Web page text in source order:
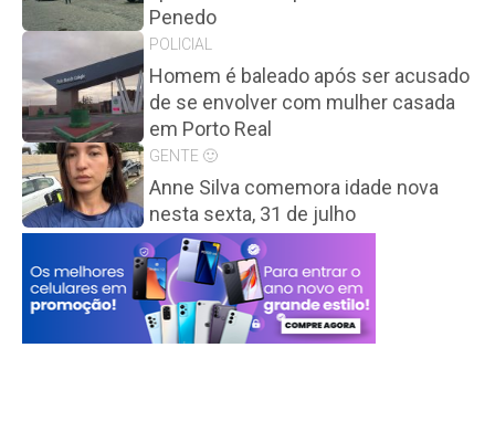
Penedo
POLICIAL
Homem é baleado após ser acusado
de se envolver com mulher casada
em Porto Real
GENTE 🙂
Anne Silva comemora idade nova
nesta sexta, 31 de julho